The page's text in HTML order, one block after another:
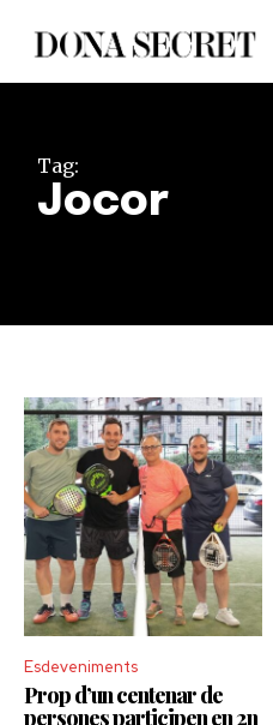
Tag:
Jocor
Esdeveniments
Prop d’un centenar de
persones participen en 2n